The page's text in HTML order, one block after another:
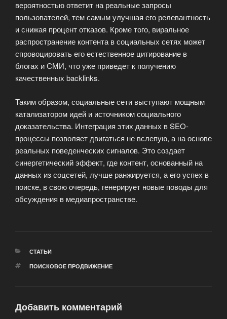
вероятностью ответит на реальные запросы
пользователей, тем самым улучшая его релевантность
и снижая процент отказов. Кроме того, виральное
распространение контента в социальных сетях может
спровоцировать его естественное цитирование в
блогах и СМИ, что уже приведет к получению
качественных backlinks.
Таким образом, социальные сети выступают мощным
катализатором идей и источником социального
доказательства. Интеграция этих данных в SEO-
процессы позволяет двигаться не вслепую, а на основе
реальных поведенческих сигналов. Это создает
синергетический эффект, где контент, основанный на
данных из соцсетей, лучше ранжируется, а его успех в
поиске, в свою очередь, генерирует новые поводы для
обсуждения в медиапространстве.
РУБРИКИ
СТАТЬИ
МЕТКИ
ПОИСКОВОЕ ПРОДВИЖЕНИЕ
Добавить комментарий